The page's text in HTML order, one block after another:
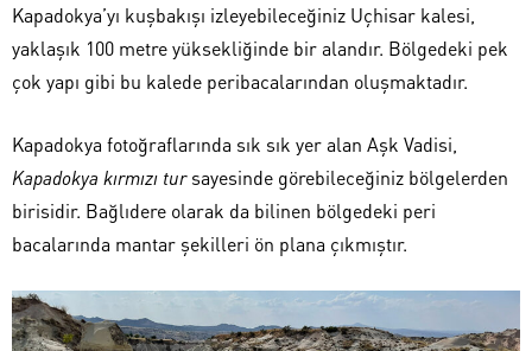
Kapadokya’yı kuşbakışı izleyebileceğiniz Uçhisar kalesi,
yaklaşık 100 metre yüksekliğinde bir alandır. Bölgedeki pek
çok yapı gibi bu kalede peribacalarından oluşmaktadır.
Kapadokya fotoğraflarında sık sık yer alan Aşk Vadisi,
Kapadokya kırmızı tursayesinde görebileceğiniz bölgelerden
birisidir. Bağlıdere olarak da bilinen bölgedeki peri
bacalarında mantar şekilleri ön plana çıkmıştır.